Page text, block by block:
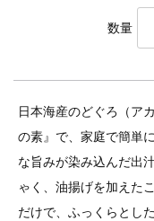
数量
日本海産のどぐろ（ア
の素』で、家庭で簡単
な旨みが染み込んだ出
ゃく、油揚げを加えた
だけで、ふっくらとし